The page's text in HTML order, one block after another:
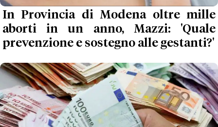
In Provincia di Modena oltre mille
aborti in un anno, Mazzi: 'Quale
prevenzione e sostegno alle gestanti?'